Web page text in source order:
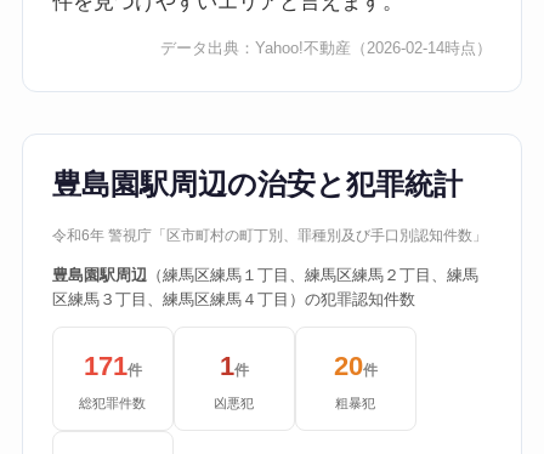
データ出典：Yahoo!不動産 （2026-02-14時点）
豊島園駅周辺の治安と犯罪統計
令和6年 警視庁「区市町村の町丁別、罪種別及び手口別認知件数」
豊島園駅周辺（練馬区練馬１丁目、練馬区練馬２丁目、練馬
区練馬３丁目、練馬区練馬４丁目）の犯罪認知件数
171件
総犯罪件数
1件
凶悪犯
20件
粗暴犯